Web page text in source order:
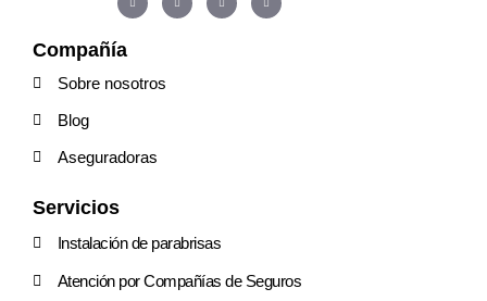
Compañía
Sobre nosotros
Blog
Aseguradoras
Servicios
Instalación de parabrisas
Atención por Compañías de Seguros